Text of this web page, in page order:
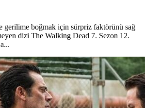
gerilime boğmak için sürpriz faktörünü sağ
dizi The Walking Dead 7. Sezon 12.